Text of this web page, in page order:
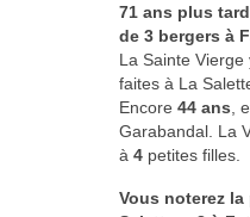
71 ans plus
de 3 bergers à
La Sainte
faites à La
Encore 44 ans ,
Garabandal. La
à 4 petites filles.
Vous noterez